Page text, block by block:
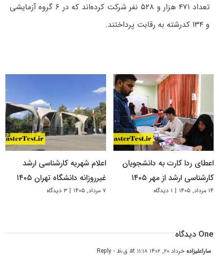
تعداد ۴۷۱ هزار و ۵۲۸ نفر شرکت کرده‌اند که در ۶ گروه آزمایشی
و ۱۳۴ کدرشته به رقابت پرداختند.
اعطای ردا کارت به دانشجویان
کارشناسی ارشد از مهر ۱۴۰۵
۱۴ مرداد, ۱۴۰۵ | ۱ دیدگاه
اعلام شهریه کارشناسی ارشد
غیرروزانه دانشگاه تهران ۱۴۰۵
۷ مرداد, ۱۴۰۵ | ۳ دیدگاه
One دیدگاه
ساراعلیزاده خرداد ۲۰, ۱۴۰۲ at ۱۱:۱۸ ق٫ظ - Reply